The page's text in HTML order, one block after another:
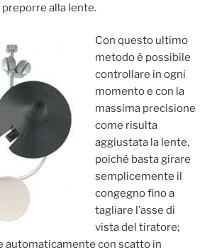
alla lente.
Con questo ultimo
metodo è possibile
controllare in ogni
momento e con la
massima precisione
come risulta
aggiustata la lente,
poiché basta girare
semplicemente il
congegno fino a
tagliare l’asse di
vista del tiratore;
automaticamente con scatto in